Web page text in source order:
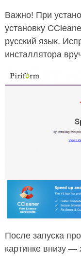
Важно! При
установку
русский язык.
инсталлятора
После запуска
картинке внизу —